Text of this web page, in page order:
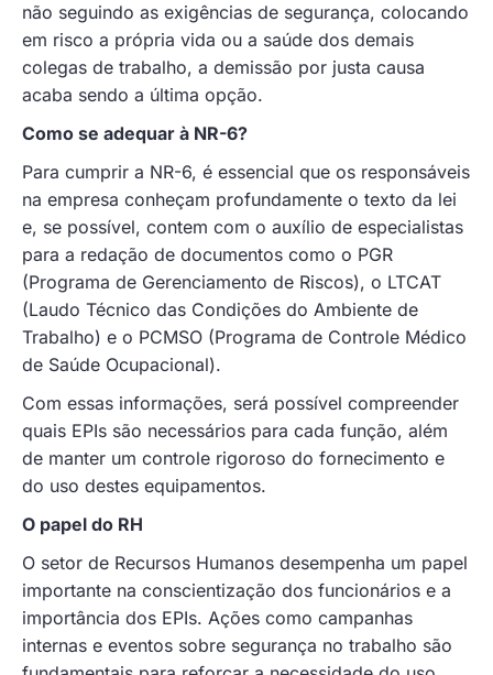
não seguindo as exigências de segurança, colocando
em risco a própria vida ou a saúde dos demais
colegas de trabalho, a demissão por justa causa
acaba sendo a última opção.
Como se adequar à NR-6?
Para cumprir a NR-6, é essencial que os responsáveis
na empresa conheçam profundamente o texto da lei
e, se possível, contem com o auxílio de especialistas
para a redação de documentos como o PGR
(Programa de Gerenciamento de Riscos), o LTCAT
(Laudo Técnico das Condições do Ambiente de
Trabalho) e o PCMSO (Programa de Controle Médico
de Saúde Ocupacional).
Com essas informações, será possível compreender
quais EPIs são necessários para cada função, além
de manter um controle rigoroso do fornecimento e
do uso destes equipamentos.
O papel do RH
O setor de Recursos Humanos desempenha um papel
importante na conscientização dos funcionários e a
importância dos EPIs. Ações como campanhas
internas e eventos sobre segurança no trabalho são